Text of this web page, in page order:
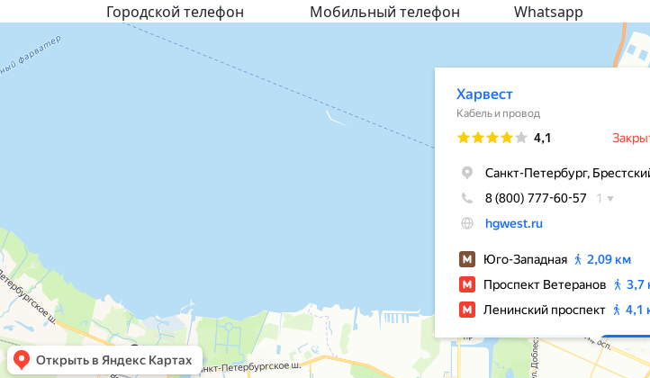
Городской телефон
Мобильный телефон
Whatsapp